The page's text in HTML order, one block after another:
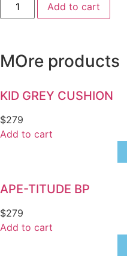
Add to cart
MOre products
KID GREY CUSHION
$279
Add to cart
APE-TITUDE BP
$279
Add to cart